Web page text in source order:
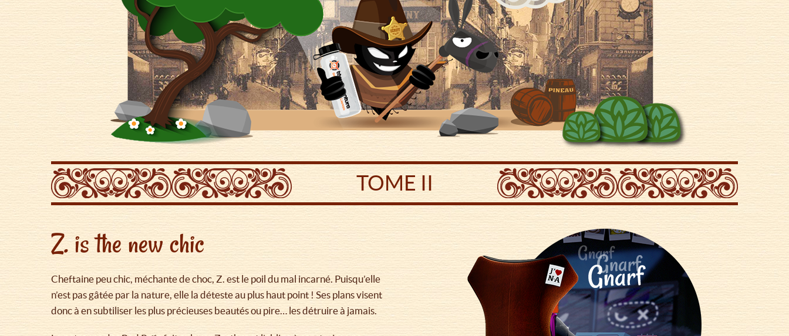
TOME II
Z. is the new chic
Cheftaine peu chic, méchante de choc, Z. est le poil du mal incarné. Puisqu’elle
n’est pas gâtée par la nature, elle la déteste au plus haut point ! Ses plans visent
donc à en subtiliser les plus précieuses beautés ou pire… les détruire à jamais.